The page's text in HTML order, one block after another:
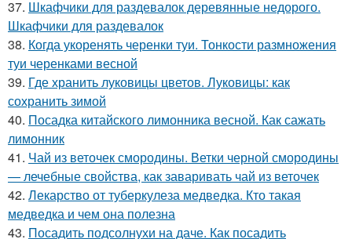
37. Шкафчики для раздевалок деревянные недорого.
Шкафчики для раздевалок
38. Когда укоренять черенки туи. Тонкости размножения
туи черенками весной
39. Где хранить луковицы цветов. Луковицы: как
сохранить зимой
40. Посадка китайского лимонника весной. Как сажать
лимонник
41. Чай из веточек смородины. Ветки черной смородины
— лечебные свойства, как заваривать чай из веточек
42. Лекарство от туберкулеза медведка. Кто такая
медведка и чем она полезна
43. Посадить подсолнухи на даче. Как посадить